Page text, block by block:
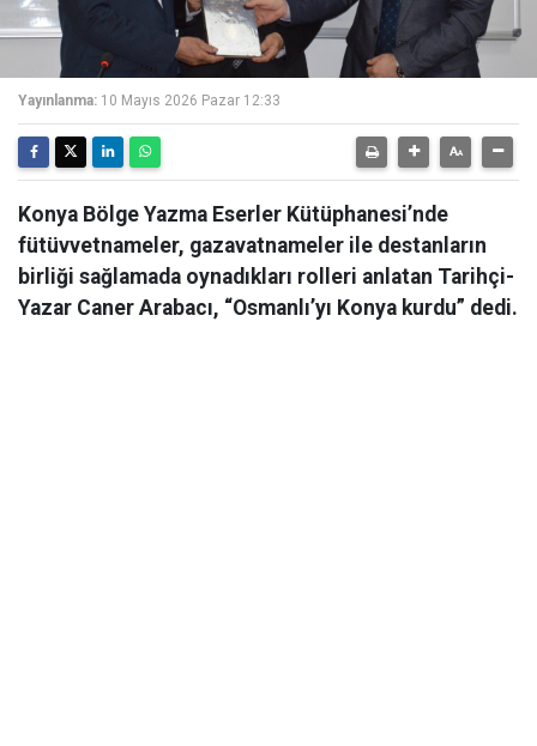
Yayınlanma: 10 Mayıs 2026 Pazar 12:33
Konya Bölge Yazma Eserler Kütüphanesi’nde
fütüvvetnameler, gazavatnameler ile destanların
birliği sağlamada oynadıkları rolleri anlatan Tarihçi-
Yazar Caner Arabacı, “Osmanlı’yı Konya kurdu” dedi.